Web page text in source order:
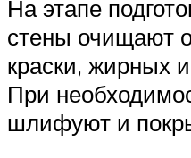
На этапе
стены очищают
краски, жирных
При
шлифуют и